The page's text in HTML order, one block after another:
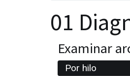
01
Examinar
Por hilo